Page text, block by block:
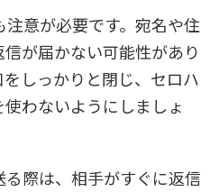
意が必要です。宛名や住
が届かない可能性があり
しっかりと閉じ、セロハ
わないようにしましょ
際は、相手がすぐに返信